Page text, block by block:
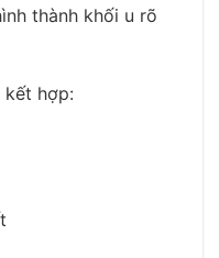
thành khối u rõ
kết hợp: